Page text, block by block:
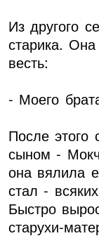
Из другого
старика.
весть:
- Моего
После этого
сыном -
она вялила
стал -
Быстро
старухи-